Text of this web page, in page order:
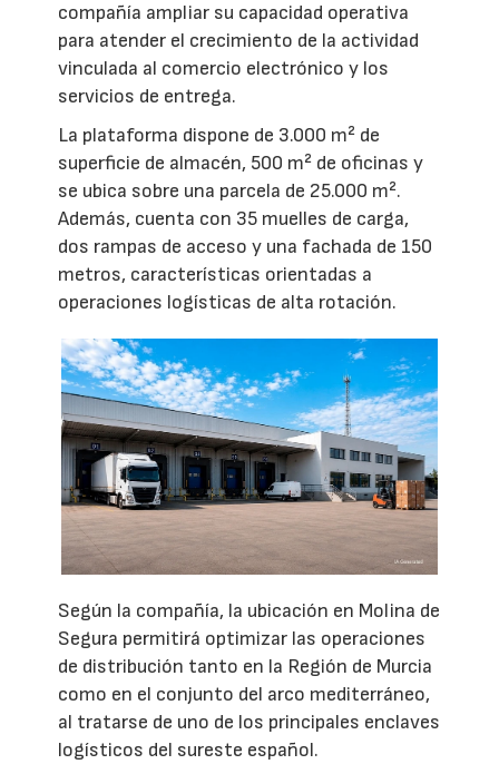
compañía ampliar su capacidad operativa
para atender el crecimiento de la actividad
vinculada al comercio electrónico y los
servicios de entrega.
La plataforma dispone de 3.000 m² de
superficie de almacén, 500 m² de oficinas y
se ubica sobre una parcela de 25.000 m².
Además, cuenta con 35 muelles de carga,
dos rampas de acceso y una fachada de 150
metros, características orientadas a
operaciones logísticas de alta rotación.
Según la compañía, la ubicación en Molina de
Segura permitirá optimizar las operaciones
de distribución tanto en la Región de Murcia
como en el conjunto del arco mediterráneo,
al tratarse de uno de los principales enclaves
logísticos del sureste español.